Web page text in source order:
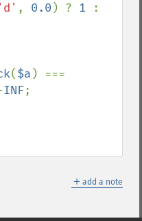
'd' , 0.0 ) ? 1
:
($a
INF;
＋ add a note